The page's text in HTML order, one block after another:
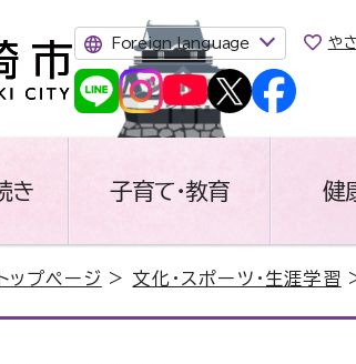
Foreign language や
き 子育て・教育 健
トップページ > 文化・スポーツ・生涯学習